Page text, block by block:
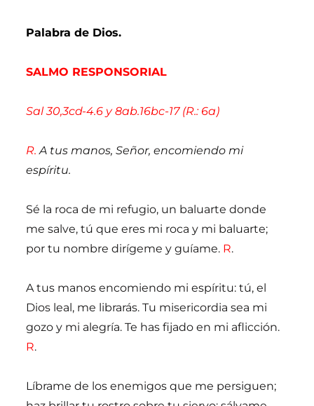
Palabra de Dios.
SALMO RESPONSORIAL
Sal 30,3cd-4.6 y 8ab.16bc-17 (R.: 6a)
R.A tus manos, Señor, encomiendo mi
espíritu.
Sé la roca de mi refugio, un baluarte donde
me salve, tú que eres mi roca y mi baluarte;
por tu nombre dirígeme y guíame. R.
A tus manos encomiendo mi espíritu: tú, el
Dios leal, me librarás. Tu misericordia sea mi
gozo y mi alegría. Te has fijado en mi aflicción.
R.
Líbrame de los enemigos que me persiguen;